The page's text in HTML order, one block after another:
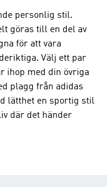
personlig stil.
göras till en del av
för att vara
Välj ett par
ihop med din övriga
plagg från adidas
lätthet en sportig stil
där det händer